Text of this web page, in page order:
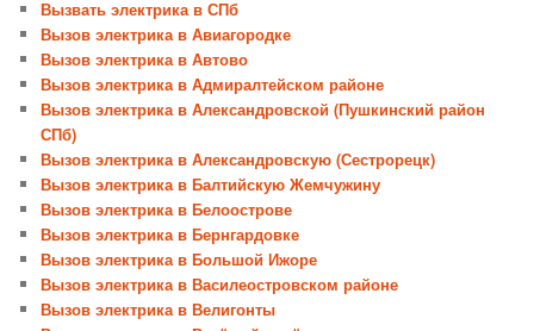
Вызвать электрика в СПб
Вызов электрика в Авиагородке
Вызов электрика в Автово
Вызов электрика в Адмиралтейском районе
Вызов электрика в Александровской (Пушкинский район
СПб)
Вызов электрика в Александровскую (Сестрорецк)
Вызов электрика в Балтийскую Жемчужину
Вызов электрика в Белоострове
Вызов электрика в Бернгардовке
Вызов электрика в Большой Ижоре
Вызов электрика в Василеостровском районе
Вызов электрика в Велигонты